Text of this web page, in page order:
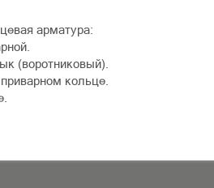
арматура:
(воротниковый).
кольце.